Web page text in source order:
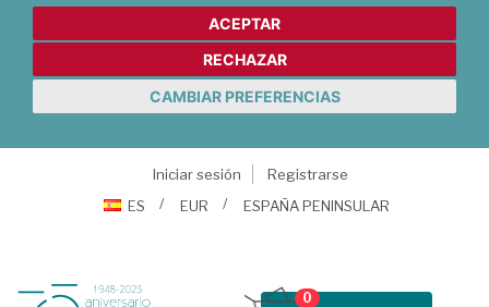
ACEPTAR
RECHAZAR
CAMBIAR PREFERENCIAS
Iniciar sesión
Registrarse
ES
EUR ESPAÑA PENINSULAR
0